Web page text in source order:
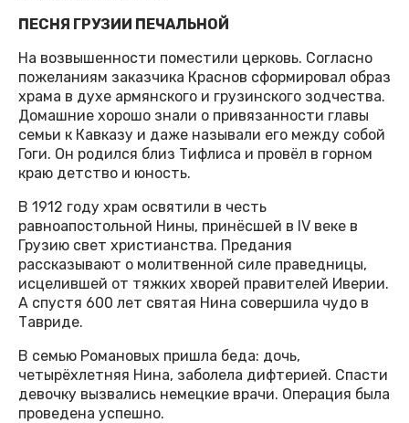
ПЕСНЯ ГРУЗИИ ПЕЧАЛЬНОЙ
На возвышенности поместили церковь. Согласно
пожеланиям заказчика Краснов сформировал образ
храма в духе армянского и грузинского зодчества.
Домашние хорошо знали о привязанности главы
семьи к Кавказу и даже называли его между собой
Гоги. Он родился близ Тифлиса и провёл в горном
краю детство и юность.
В 1912 году храм освятили в честь
равноапостольной Нины, принёсшей в IV веке в
Грузию свет христианства. Предания
рассказывают о молитвенной силе праведницы,
исцелившей от тяжких хворей правителей Иверии.
А спустя 600 лет святая Нина совершила чудо в
Тавриде.
В семью Романовых пришла беда: дочь,
четырёхлетняя Нина, заболела дифтерией. Спасти
девочку вызвались немецкие врачи. Операция была
проведена успешно.